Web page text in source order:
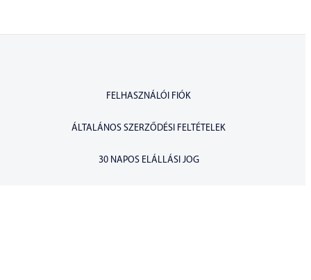
FELHASZNÁLÓI FIÓK
ÁLTALÁNOS SZERZŐDÉSI FELTÉTELEK
30 NAPOS ELÁLLÁSI JOG